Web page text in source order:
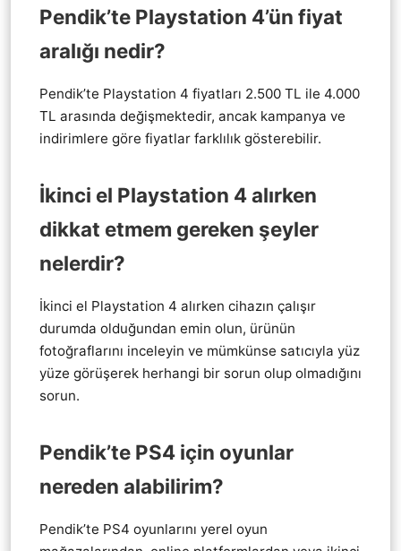
Pendik’te Playstation 4’ün fiyat
aralığı nedir?
Pendik’te Playstation 4 fiyatları 2.500 TL ile 4.000
TL arasında değişmektedir, ancak kampanya ve
indirimlere göre fiyatlar farklılık gösterebilir.
İkinci el Playstation 4 alırken
dikkat etmem gereken şeyler
nelerdir?
İkinci el Playstation 4 alırken cihazın çalışır
durumda olduğundan emin olun, ürünün
fotoğraflarını inceleyin ve mümkünse satıcıyla yüz
yüze görüşerek herhangi bir sorun olup olmadığını
sorun.
Pendik’te PS4 için oyunlar
nereden alabilirim?
Pendik’te PS4 oyunlarını yerel oyun